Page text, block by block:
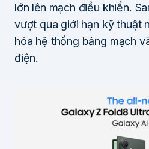
lớn lên mạch điều khiển.
vượt qua giới hạn kỹ thuật
hóa hệ thống bảng mạch
điện.